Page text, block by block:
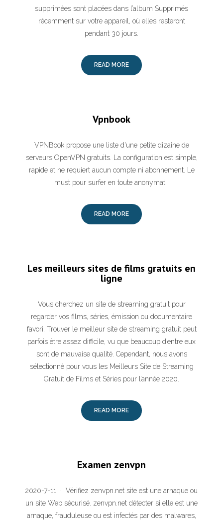
supprimées sont placées dans l’album Supprimés
récemment sur votre appareil, où elles resteront
pendant 30 jours.
READ MORE
Vpnbook
VPNBook propose une liste d'une petite dizaine de
serveurs OpenVPN gratuits. La configuration est simple,
rapide et ne requiert aucun compte ni abonnement. Le
must pour surfer en toute anonymat !
READ MORE
Les meilleurs sites de films gratuits en
ligne
Vous cherchez un site de streaming gratuit pour
regarder vos films, séries, émission ou documentaire
favori. Trouver le meilleur site de streaming gratuit peut
parfois être assez difficile, vu que beaucoup d’entre eux
sont de mauvaise qualité. Cependant, nous avons
sélectionné pour vous les Meilleurs Site de Streaming
Gratuit de Films et Séries pour l’année 2020.
READ MORE
Examen zenvpn
2020-7-11 · Vérifiez zenvpn.net site est une arnaque ou
un site Web sécurisé. zenvpn.net détecter si elle est une
arnaque, frauduleuse ou est infectés par des malwares,